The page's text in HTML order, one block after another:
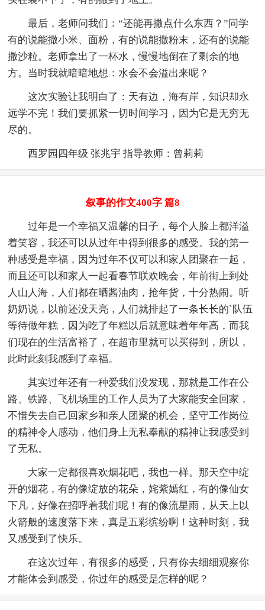
最后，老师问我们：“还能再撒点什么东西？”同学
有的说能撒小米、面粉，有的说能撒粉末，还有的说能
撒沙粒。老师拿出了一杯水，慢慢地倒在了剩余的地
方。当时我就暗暗地想：水会不会溢出来呢？
这次实验让我明白了：天有边，海有岸，知识却永
远学不完！我们要抓紧一切时间学习，因为它是无穷无
尽的。
西罗园四年级 张兆宇 指导教师：曾莉莉
叙事的作文400字 篇8
过年是一个幸福又温馨的日子，每个人脸上都洋溢
着笑容，我还可以从过年中得到很多的感受。我的第一
种感受是幸福，因为过年不仅可以和家人团聚在一起，
而且还可以和家人一起看春节联欢晚会，年前街上到处
人山人海，人们都在晒酱油肉，抢年货，十分热闹。听
奶奶说，以前还没天亮，人们就排起了一条长长的`队伍
等待做年糕，因为吃了年糕以后就意味着年年高，而我
们现在的生活富裕了，在超市里就可以买得到，所以，
此时此刻我感到了幸福。
其实过年还有一种爱我们没发现，那就是工作在公
路、铁路、飞机场里的工作人员为了大家能安全回家，
不惜失去自己回家乡和亲人团聚的机会，坚守工作岗位
的精神令人感动，他们身上无私奉献的精神让我感受到
了无私。
大家一定都很喜欢烟花吧，我也一样。那天空中绽
开的烟花，有的像绽放的花朵，姹紫嫣红，有的像仙女
下凡，好像在招呼着我们呢！有的像流星雨，从天上以
火箭般的速度落下来，真是五彩缤纷啊！这种时刻，我
又感受到了快乐。
在这次过年，有很多的感受，只有你去细细观察你
才能体会到感受，你过年的感受是怎样的呢？